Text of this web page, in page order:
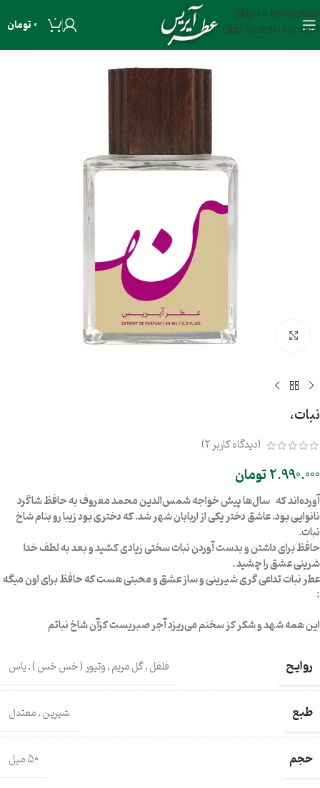
Skip to navigation
Skip to main content
0
0تومان
بزرگنمایی تصویر
نبات،
(دیدگاه کاربر2
)
2.990.000تومان
آورده‌اند که سال‌ها پیش خواجه شمس‌الدین محمد معروف به حافظ شاگرد
نانوایی بود. عاشق دختر یکی از اربابان شهر شد. که دختری بود زیبا رو بنام شاخ
نبات.
حافظ برای داشتن و بدست آوردن نبات سختی زیادی کشید و بعد به لطف خدا
شرینی عشق را چشید .
عطر نبات تداعی گری شیرینی و ساز عشق و محبتی هست که حافظ برای اون میگه‌
:
این همه شهد و شکر کز سخنم می‌ریزد آجر صبریست کزآن شاخ نباتم
روایح فلفل,گل مریم,وتیور ( خس خس ),یاس
طبع شیرین,معتدل
حجم ۵۰ میل